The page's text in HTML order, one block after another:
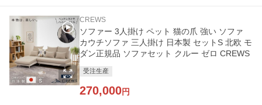
CREWS
ソファー 3人掛け ペット 猫の爪 強い ソファ
カウチソファ 三人掛け 日本製 セットS 北欧 モ
ダン正規品 ソファセット クルー ゼロ CREWS
受注生産
270,000円